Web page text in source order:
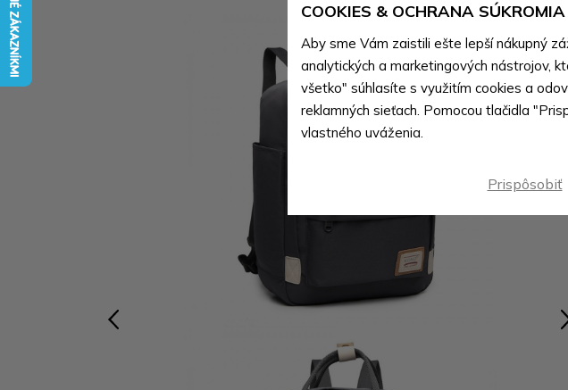
COOKIES & OCHRANA SÚKROMIA
Aby sme Vám zaistili ešte lepší nákupný
analytických a marketingových nástrojov,
všetko" súhlasíte s využitím cookies a
reklamných sieťach. Pomocou tlačidla
vlastného uváženia.
Prispôsobiť